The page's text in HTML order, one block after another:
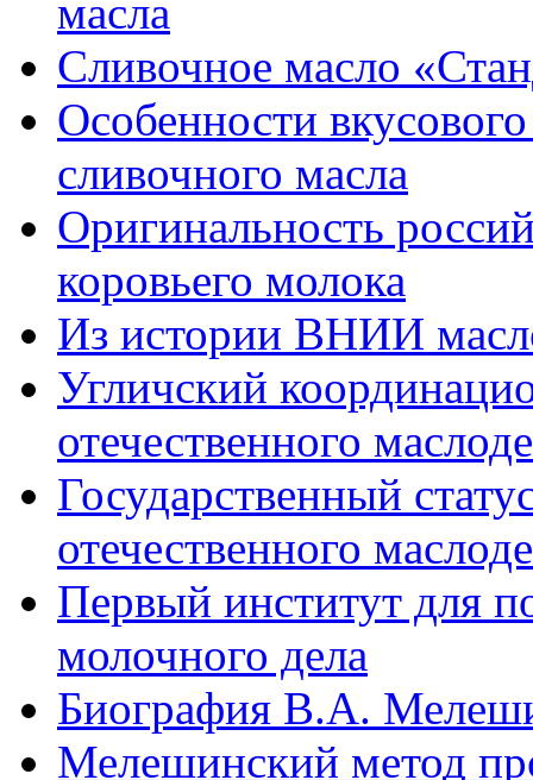
масла
Сливочное масло
Особенности
сливочного масла
Оригинальность
коровьего молока
Из истории ВНИИ
Угличский
отечественного
Государственный
отечественного
Первый институт для
молочного дела
Биография В.А.
Мелешинский метод